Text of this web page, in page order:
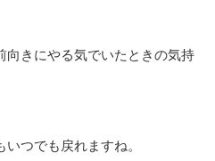
向きにやる気でいたときの気持
つでも戻れますね。